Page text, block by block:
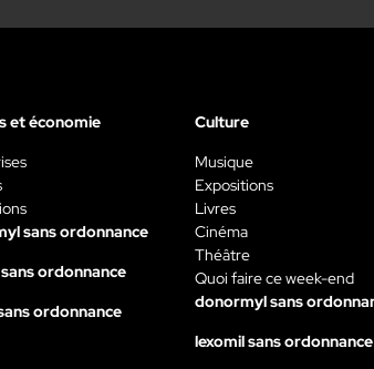
et économie
sans ordonnance
ordonnance
ordonnance
Culture
Musique
Expositions
Livres
Cinéma
Théâtre
Quoi faire ce week-end
donormyl sans
lexomil sans ordonnance